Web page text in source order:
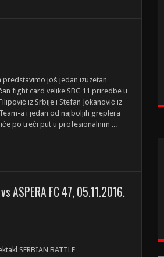
još jedan izuzetan
fight card velike SBC 11 priredbe u
iz Srbije i Stefan Jokanović iz
a i jedan od najboljih greplera
po treći put u profesionalnim ...
ASPERA FC 47, 05.11.2016.
SERBIAN BATTLE